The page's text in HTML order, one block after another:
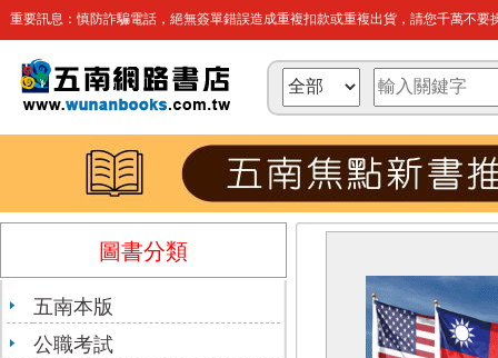
重要訊息：慎防詐騙電話，絕無簽單錯誤造成重複扣款或重複出貨，請您千萬不要
圖書分類
五南本版
公職考試